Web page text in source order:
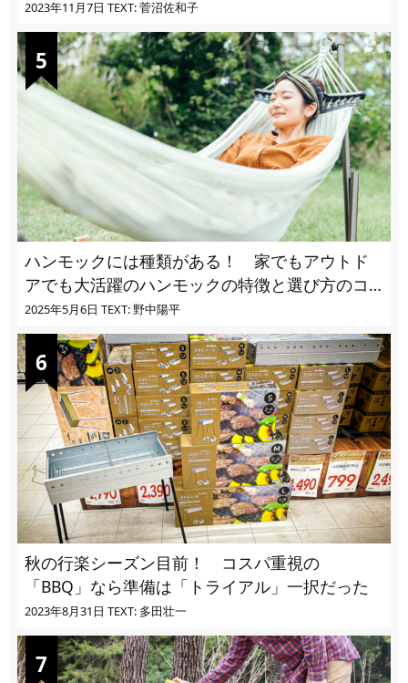
ユ・ヌカカ】
2023年11月7日 TEXT: 菅沼佐和子
ハンモックには種類がある！ 家でもアウトド
アでも大活躍のハンモックの特徴と選び方のコ
ツとは
2025年5月6日 TEXT: 野中陽平
秋の行楽シーズン目前！ コスパ重視の
「BBQ」なら準備は「トライアル」一択だった
2023年8月31日 TEXT: 多田壮一